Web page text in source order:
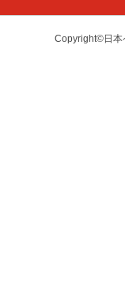
Copyright©日本